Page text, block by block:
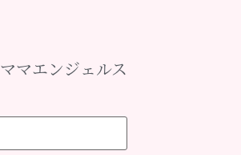
ママエンジェルス